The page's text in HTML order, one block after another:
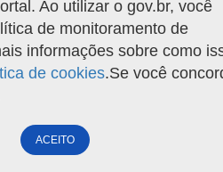
2022 Capes. Todos os direitos reservados.
Ao utilizar o gov.br, você
de monitoramento de
informações sobre como
de cookies.Se você
ACEITO